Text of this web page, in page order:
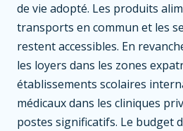
de vie adopté. Les produits
transports en commun et les
restent accessibles. En
les loyers dans les zones
établissements scolaires
médicaux dans les cliniques
postes significatifs. Le budget